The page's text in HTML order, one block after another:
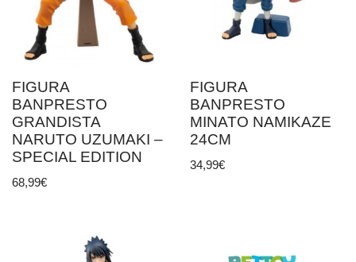
FIGURA
BANPRESTO
GRANDISTA
NARUTO UZUMAKI –
SPECIAL EDITION
68,99€
FIGURA
BANPRESTO
MINATO NAMIKAZE
24CM
34,99€